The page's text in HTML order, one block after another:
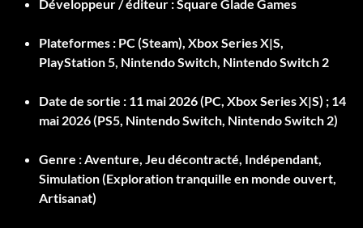
Développeur / éditeur :Square Glade Games
Plateformes : PC (Steam), Xbox Series X|S,
PlayStation 5, Nintendo Switch, Nintendo Switch 2
Date de sortie : 11 mai 2026 (PC, Xbox Series X|S) ; 14
mai 2026 (PS5, Nintendo Switch, Nintendo Switch 2)
Genre :Aventure, Jeu décontracté, Indépendant,
Simulation (Exploration tranquille en monde ouvert,
Artisanat)